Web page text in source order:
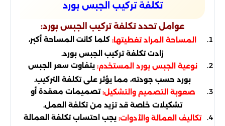
تكلفة تركيب الجبس بورد
عوامل تحدد تكلفة تركيب الجبس بورد:
المساحة المراد تغطيتها: كلما كانت المساحة أكبر،
زادت تكلفة تركيب الجبس بورد.
نوعية الجبس بورد المستخدم: يتفاوت سعر الجبس
بورد حسب جودته، مما يؤثر على تكلفة التركيب.
صعوبة التصميم والتشكيل:تصميمات معقدة أو
تشكيلات خاصة قد تزيد من تكلفة العمل.
تكاليف العمالة والأدوات: يجب احتساب تكلفة العمالة